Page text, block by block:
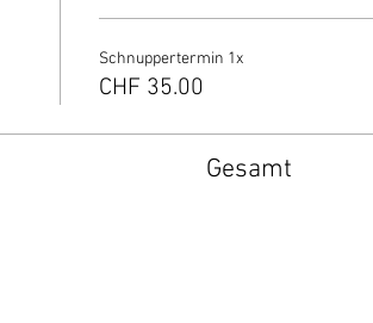
Schnuppertermin 1x
CHF 35.00
Gesamt